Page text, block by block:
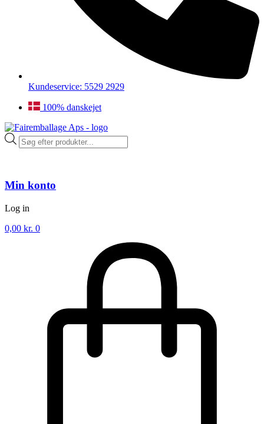
Kundeservice: 5529 2929
100% danskejet
Products
search
Min konto
Log in
0,00 kr. 0